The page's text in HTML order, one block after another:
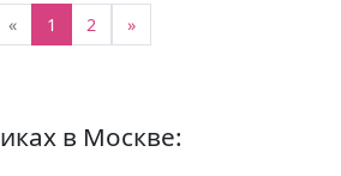
« 1 2 »
в Москве: